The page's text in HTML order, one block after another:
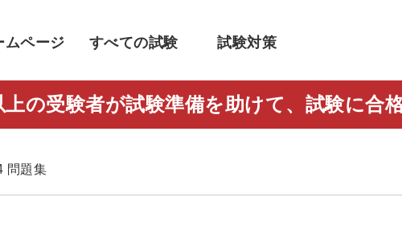
ムページ すべての試験 試験対策
の受験者が試験準備を助けて、試験に合
問題集